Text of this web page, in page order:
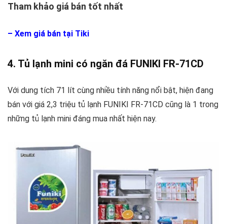
Tham khảo giá bán tốt nhất
– Xem giá bán tại Tiki
4. Tủ lạnh mini có ngăn đá FUNIKI FR-71CD
Với dung tích 71 lít cùng nhiều tính năng nổi bật, hiện đang
bán với giá 2,3 triệu tủ lạnh FUNIKI FR-71CD cũng là 1 trong
những tủ lạnh mini đáng mua nhất hiện nay.